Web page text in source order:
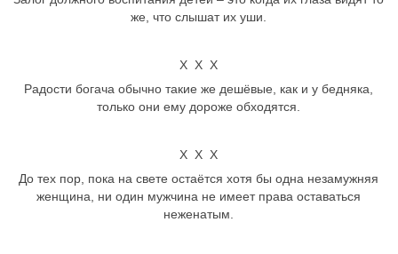
же, что слышат их уши.
Х Х Х
Радости богача обычно такие же дешёвые, как и у бедняка,
только они ему дороже обходятся.
Х Х Х
До тех пор, пока на свете остаётся хотя бы одна незамужняя
женщина, ни один мужчина не имеет права оставаться
неженатым.